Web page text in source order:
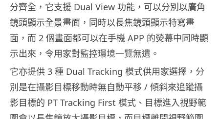
分齊全，它支援 Dual View 功能，可以分別以廣角
鏡頭顯示全景畫面，同時以長焦鏡頭顯示特寫畫
面，而 2 個畫面都可以在手機 APP 的熒幕中同時顯
示出來，令用家對監控環境一覽無遺。
它亦提供 3 種 Dual Tracking 模式供用家選擇，分
別是在攝影目標移動時無自動平移 / 傾斜來追蹤攝
影目標的 PT Tracking First 模式、目標進入視野範